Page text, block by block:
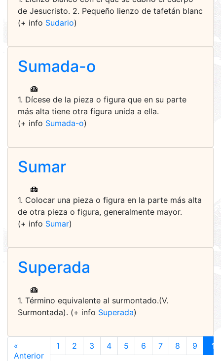
de Jesucristo. 2. Pequeño lienzo de tafetán blanc
(+ info Sudario)
Sumada-o
1. Dícese de la pieza o figura que en su parte
más alta tiene otra figura unida a ella.
(+ info Sumada-o)
Sumar
1. Colocar una pieza o figura en la parte más alta
de otra pieza o figura, generalmente mayor.
(+ info Sumar)
Superada
1. Término equivalente al surmontado.(V.
Surmontada). (+ info Superada)
«
Anterior
1 2 3 4 5 6 7 8 9